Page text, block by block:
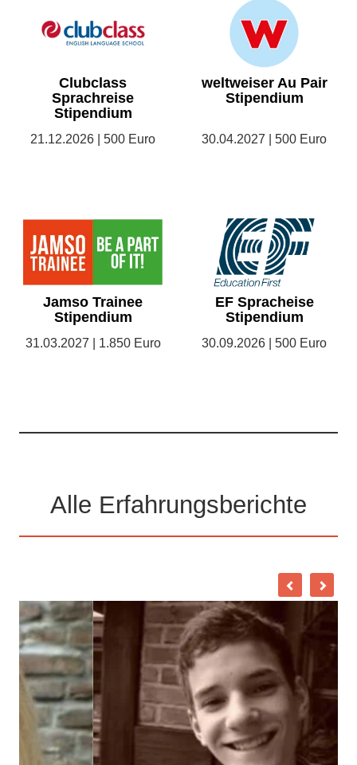
Clubclass
Sprachreise
Stipendium
21.12.2026 | 500 Euro
weltweiser Au Pair
Stipendium
30.04.2027 | 500 Euro
Jamso Trainee
Stipendium
31.03.2027 | 1.850 Euro
EF Spracheise
Stipendium
30.09.2026 | 500 Euro
Alle Erfahrungsberichte